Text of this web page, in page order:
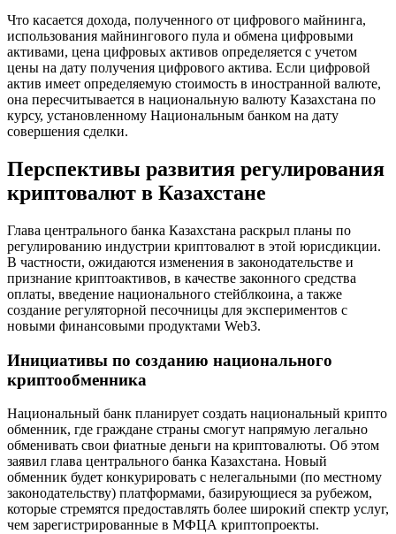
Что касается дохода, полученного от цифрового майнинга,
использования майнингового пула и обмена цифровыми
активами, цена цифровых активов определяется с учетом
цены на дату получения цифрового актива. Если цифровой
актив имеет определяемую стоимость в иностранной валюте,
она пересчитывается в национальную валюту Казахстана по
курсу, установленному Национальным банком на дату
совершения сделки.
Перспективы развития регулирования
криптовалют в Казахстане
Глава центрального банка Казахстана раскрыл планы по
регулированию индустрии криптовалют в этой юрисдикции.
В частности, ожидаются изменения в законодательстве и
признание криптоактивов, в качестве законного средства
оплаты, введение национального стейблкоина, а также
создание регуляторной песочницы для экспериментов с
новыми финансовыми продуктами Web3.
Инициативы по созданию национального
криптообменника
Национальный банк планирует создать национальный крипто
обменник, где граждане страны смогут напрямую легально
обменивать свои фиатные деньги на криптовалюты. Об этом
заявил глава центрального банка Казахстана. Новый
обменник будет конкурировать с нелегальными (по местному
законодательству) платформами, базирующиеся за рубежом,
которые стремятся предоставлять более широкий спектр услуг,
чем зарегистрированные в МФЦА криптопроекты.